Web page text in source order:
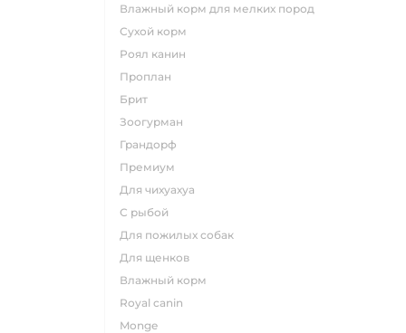
влажный корм для мелких пород
сухой корм
роял канин
проплан
брит
зоогурман
грандорф
премиум
для чихуахуа
с рыбой
для пожилых собак
для щенков
влажный корм
royal canin
monge